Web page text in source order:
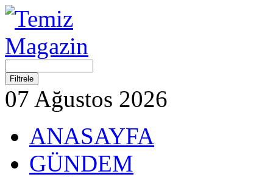
07 Ağustos 2026
ANASAYFA
GÜNDEM